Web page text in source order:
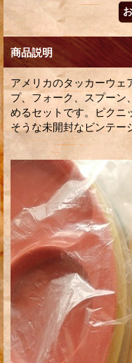
商品説明
アメリカのタッカーウェ
プ、フォーク、スプーン
めるセットです。ピクニ
そうな未開封なビンテー